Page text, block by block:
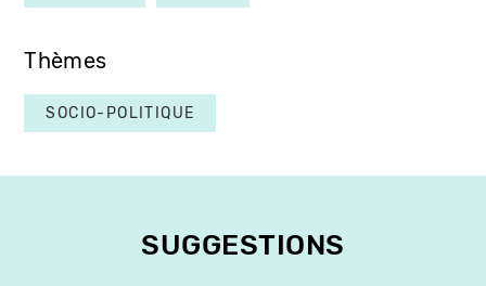
Thèmes
SOCIO-POLITIQUE
SUGGESTIONS